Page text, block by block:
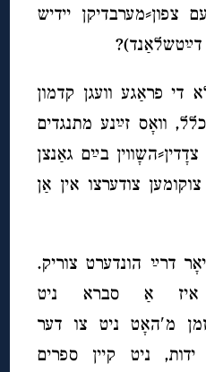
צפון⸗מערבדיקן יידיש
דײַטשלאַנד)?
פראַגע וועגן קדמון
וואָס זײַנע מתנגדים
צדָדין⸗השָווין בײַם גאַנצן
צודערצו אין אַן
דרײַ הונדערט צוריק.
איז אַ סברא ניט
מ′האָט ניט צו דער
ניט קיין ספרים